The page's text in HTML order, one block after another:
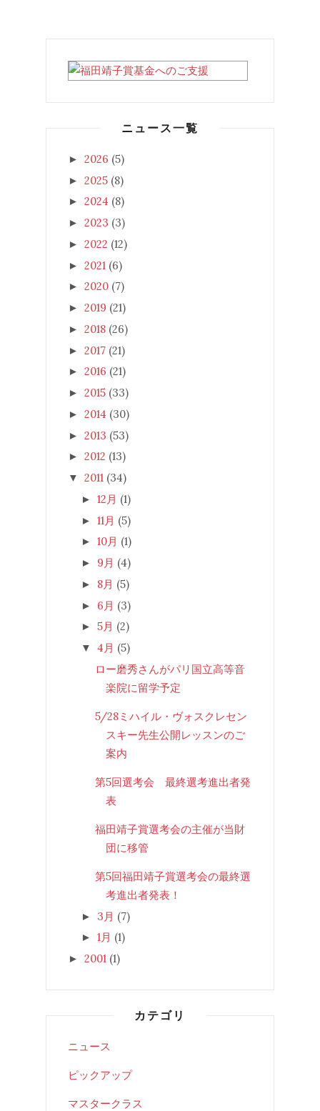
ニュース一覧
► 2026 (5)
► 2025 (8)
► 2024 (8)
► 2023 (3)
► 2022 (12)
► 2021 (6)
► 2020 (7)
► 2019 (21)
► 2018 (26)
► 2017 (21)
► 2016 (21)
► 2015 (33)
► 2014 (30)
► 2013 (53)
► 2012 (13)
▼ 2011 (34)
► 12月 (1)
► 11月 (5)
► 10月 (1)
► 9月 (4)
► 8月 (5)
► 6月 (3)
► 5月 (2)
▼ 4月 (5)
ロー磨秀さんがパリ国立高等音
楽院に留学予定
5/28ミハイル・ヴォスクレセン
スキー先生公開レッスンのご
案内
第5回選考会 最終選考進出者発
表
福田靖子賞選考会の主催が当財
団に移管
第5回福田靖子賞選考会の最終選
考進出者発表！
► 3月 (7)
► 1月 (1)
► 2001 (1)
カテゴリ
ニュース
ピックアップ
マスタークラス